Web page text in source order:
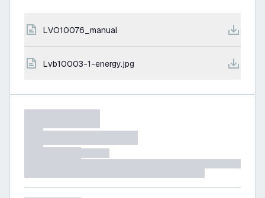
LVO10076_manual
lvb10003-1-energy.jpg